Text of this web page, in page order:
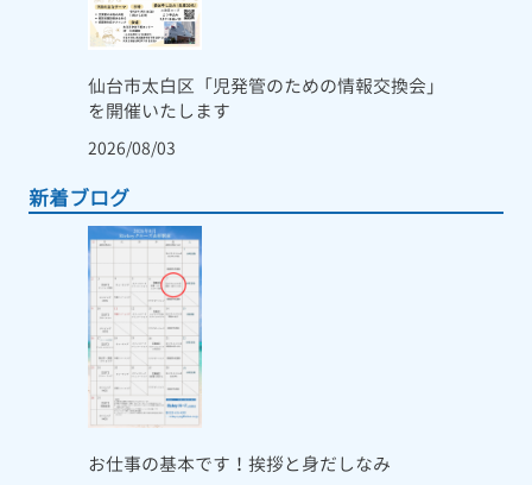
仙台市太白区「児発管のための情報交換会」
を開催いたします
2026/08/03
新着ブログ
お仕事の基本です！挨拶と身だしなみ